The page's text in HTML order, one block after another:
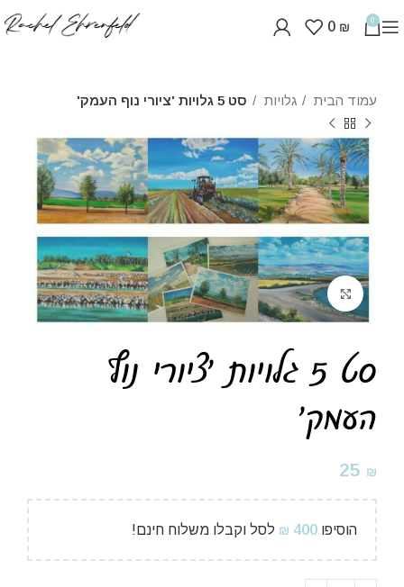
0
0 ₪
עמוד הבית גלויות סט 5 גלויות 'ציורי נוף העמק'
לחצו להגדלה
סט 5 גלויות 'ציורי נוף
העמק'
25 ₪
הוסיפו 400
₪ לסל וקבלו משלוח חינם!